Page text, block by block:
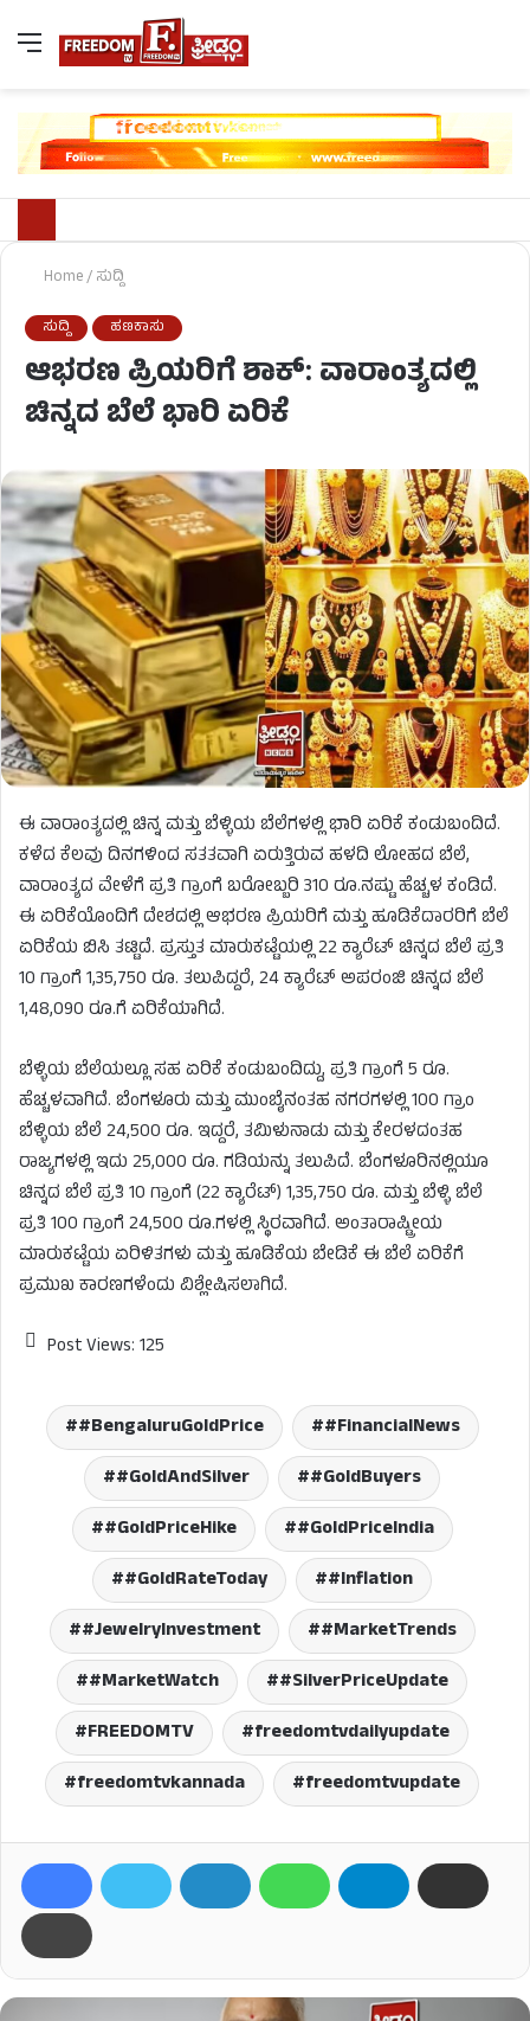
Home/ಸುದ್ದಿ
ಸುದ್ದಿ ಹಣಕಾಸು
ಆಭರಣ ಪ್ರಿಯರಿಗೆ ಶಾಕ್: ವಾರಾಂತ್ಯದಲ್ಲಿ
ಚಿನ್ನದ ಬೆಲೆ ಭಾರಿ ಏರಿಕೆ
ಈ ವಾರಾಂತ್ಯದಲ್ಲಿ ಚಿನ್ನ ಮತ್ತು ಬೆಳ್ಳಿಯ ಬೆಲೆಗಳಲ್ಲಿ ಭಾರಿ ಏರಿಕೆ ಕಂಡುಬಂದಿದೆ.
ಕಳೆದ ಕೆಲವು ದಿನಗಳಿಂದ ಸತತವಾಗಿ ಏರುತ್ತಿರುವ ಹಳದಿ ಲೋಹದ ಬೆಲೆ,
ವಾರಾಂತ್ಯದ ವೇಳೆಗೆ ಪ್ರತಿ ಗ್ರಾಂಗೆ ಬರೋಬ್ಬರಿ 310 ರೂ.ನಷ್ಟು ಹೆಚ್ಚಳ ಕಂಡಿದೆ.
ಈ ಏರಿಕೆಯೊಂದಿಗೆ ದೇಶದಲ್ಲಿ ಆಭರಣ ಪ್ರಿಯರಿಗೆ ಮತ್ತು ಹೂಡಿಕೆದಾರರಿಗೆ ಬೆಲೆ
ಏರಿಕೆಯ ಬಿಸಿ ತಟ್ಟಿದೆ. ಪ್ರಸ್ತುತ ಮಾರುಕಟ್ಟೆಯಲ್ಲಿ 22 ಕ್ಯಾರೆಟ್ ಚಿನ್ನದ ಬೆಲೆ ಪ್ರತಿ
10 ಗ್ರಾಂಗೆ 1,35,750 ರೂ. ತಲುಪಿದ್ದರೆ, 24 ಕ್ಯಾರೆಟ್ ಅಪರಂಜಿ ಚಿನ್ನದ ಬೆಲೆ
1,48,090 ರೂ.ಗೆ ಏರಿಕೆಯಾಗಿದೆ.
ಬೆಳ್ಳಿಯ ಬೆಲೆಯಲ್ಲೂ ಸಹ ಏರಿಕೆ ಕಂಡುಬಂದಿದ್ದು, ಪ್ರತಿ ಗ್ರಾಂಗೆ 5 ರೂ.
ಹೆಚ್ಚಳವಾಗಿದೆ. ಬೆಂಗಳೂರು ಮತ್ತು ಮುಂಬೈನಂತಹ ನಗರಗಳಲ್ಲಿ 100 ಗ್ರಾಂ
ಬೆಳ್ಳಿಯ ಬೆಲೆ 24,500 ರೂ. ಇದ್ದರೆ, ತಮಿಳುನಾಡು ಮತ್ತು ಕೇರಳದಂತಹ
ರಾಜ್ಯಗಳಲ್ಲಿ ಇದು 25,000 ರೂ. ಗಡಿಯನ್ನು ತಲುಪಿದೆ. ಬೆಂಗಳೂರಿನಲ್ಲಿಯೂ
ಚಿನ್ನದ ಬೆಲೆ ಪ್ರತಿ 10 ಗ್ರಾಂಗೆ (22 ಕ್ಯಾರೆಟ್) 1,35,750 ರೂ. ಮತ್ತು ಬೆಳ್ಳಿ ಬೆಲೆ
ಪ್ರತಿ 100 ಗ್ರಾಂಗೆ 24,500 ರೂ.ಗಳಲ್ಲಿ ಸ್ಥಿರವಾಗಿದೆ. ಅಂತಾರಾಷ್ಟ್ರೀಯ
ಮಾರುಕಟ್ಟೆಯ ಏರಿಳಿತಗಳು ಮತ್ತು ಹೂಡಿಕೆಯ ಬೇಡಿಕೆ ಈ ಬೆಲೆ ಏರಿಕೆಗೆ
ಪ್ರಮುಖ ಕಾರಣಗಳೆಂದು ವಿಶ್ಲೇಷಿಸಲಾಗಿದೆ.
Post Views: 125
#BengaluruGoldPrice
#FinancialNews
#GoldAndSilver
#GoldBuyers
#GoldPriceHike
#GoldPriceIndia
#GoldRateToday
#Inflation
#JewelryInvestment
#MarketTrends
#MarketWatch
#SilverPriceUpdate
FREEDOMTV
freedomtvdailyupdate
freedomtvkannada
freedomtvupdate